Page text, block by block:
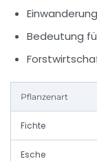
Bedeutung
Pflanzenart
Fichte
Esche